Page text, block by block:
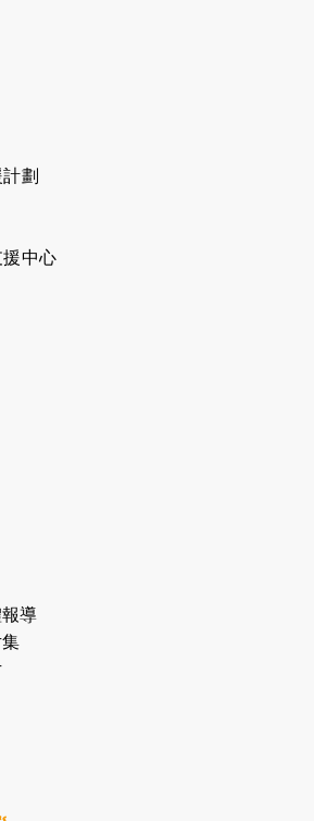
19:00開始）
始）
龍長跑隊恆常練習 - 4月16日
19:00開始）
古家＋賞系列：漫步魔術與音樂
劃
中心
導